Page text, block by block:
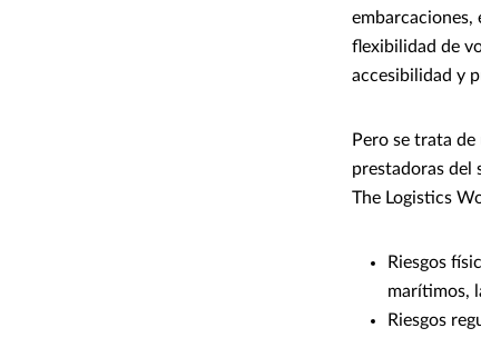
flexibilidad de
accesibilidad y
Pero se trata
prestadoras del
The Logistics
Riesgos
marítimos,
Riesgos